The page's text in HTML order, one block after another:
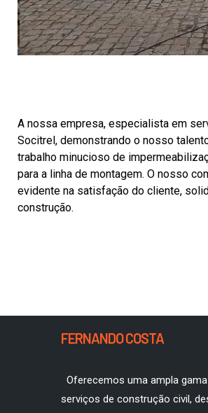
A nossa empresa, especialista em
Socitrel, demonstrando o nosso
trabalho minucioso de
para a linha de montagem. O nosso
evidente na satisfação do cliente,
construção.
FERNANDO COSTA
Oferecemos uma ampla
serviços de construção civil,